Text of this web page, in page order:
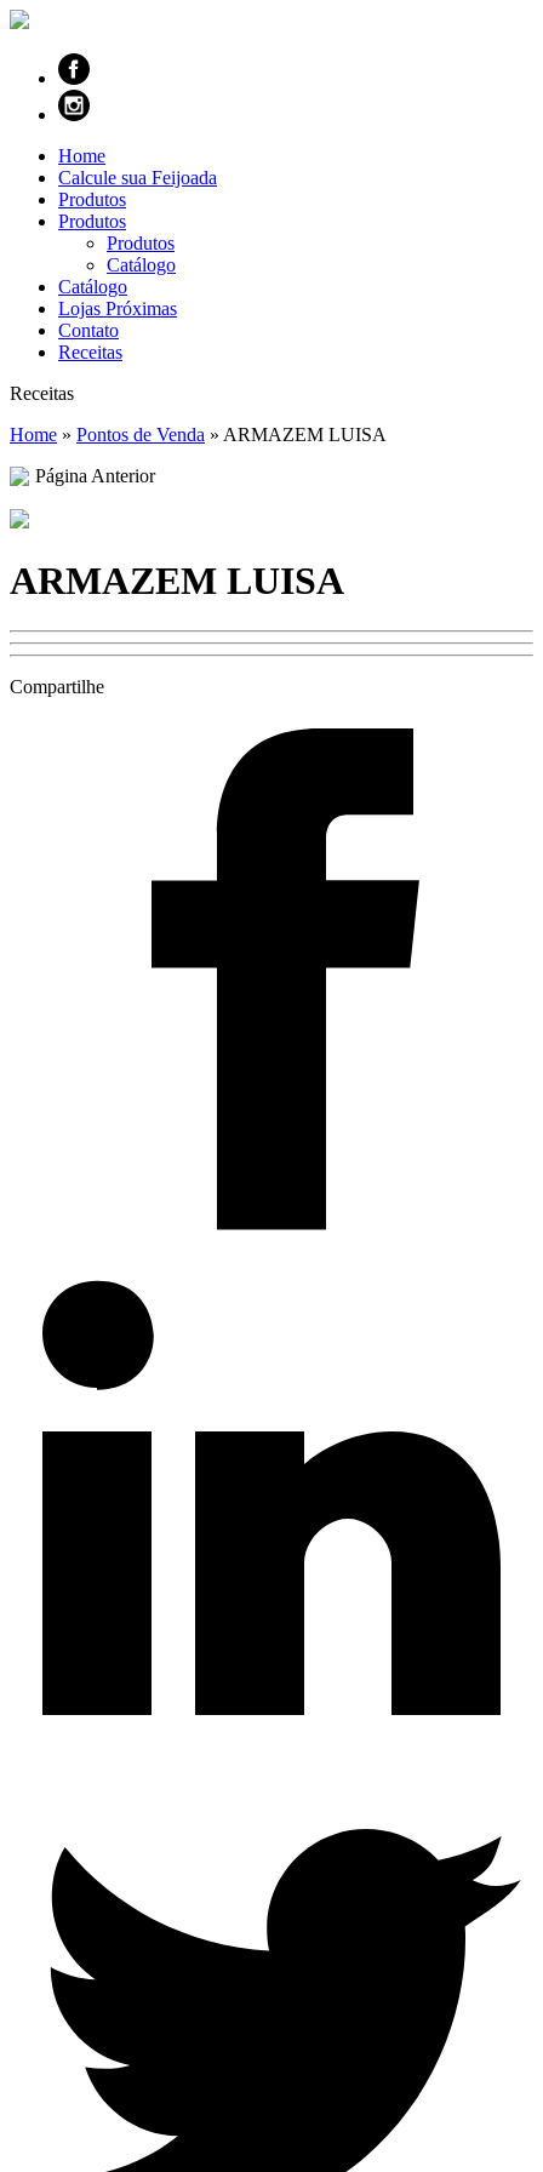
Home
Calcule sua Feijoada
Produtos
Produtos
Produtos
Catálogo
Catálogo
Lojas Próximas
Contato
Receitas
Receitas
Home » Pontos de Venda » ARMAZEM LUISA
Página Anterior
ARMAZEM LUISA
Compartilhe